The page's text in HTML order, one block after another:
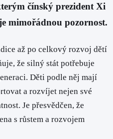
čínský prezident Xi
mimořádnou pozornost.
až po celkový rozvoj dětí
že silný stát potřebuje
Děti podle něj mají
a rozvíjet nejen své
Je přesvědčen, že
s růstem a rozvojem